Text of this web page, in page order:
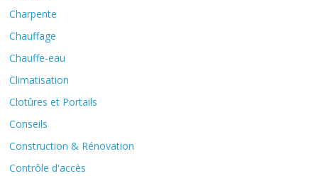
Charpente
Chauffage
Chauffe-eau
Climatisation
Clotûres et Portails
Conseils
Construction & Rénovation
Contrôle d'accès